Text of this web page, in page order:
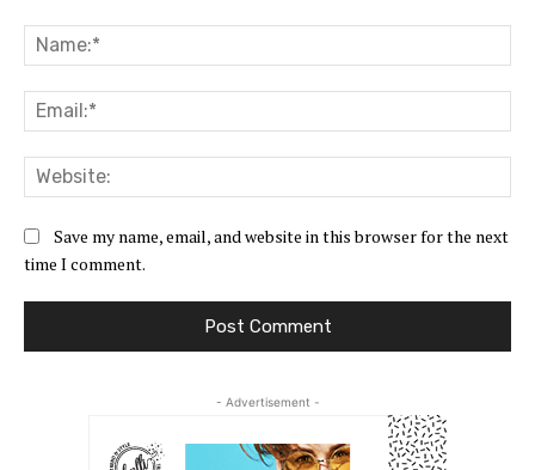
Save my name, email, and website in this browser for the next
time I comment.
- Advertisement -